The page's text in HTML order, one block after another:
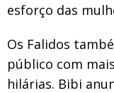
esforço das
Os Falidos
público com
hilárias. Bibi